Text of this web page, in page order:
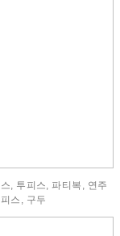
, 투피스, 파티복, 연주
스, 구두